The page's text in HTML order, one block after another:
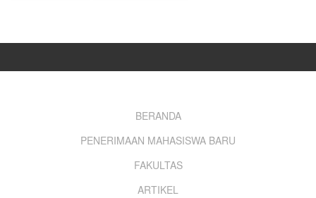
BERANDA
PENERIMAAN MAHASISWA BARU
FAKULTAS
ARTIKEL